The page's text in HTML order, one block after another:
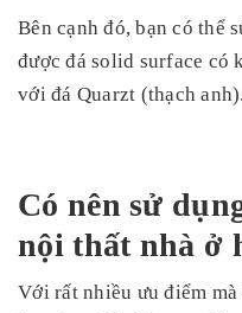
Bên cạnh đó, bạn có thể
được đá solid surface có
với đá Quarzt (thạch anh).
Có nên sử
nội thất nhà ở
Với rất nhiều ưu điểm